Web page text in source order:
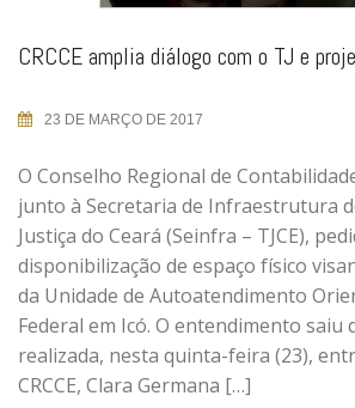
CRCCE amplia diálogo com o TJ e
23 DE MARÇO DE 2017
O Conselho Regional de
junto à Secretaria de Infraestrutura
Justiça do Ceará (Seinfra – TJCE),
disponibilização de espaço físico
da Unidade de Autoatendimento
Federal em Icó. O entendimento saiu
realizada, nesta quinta-feira (23),
CRCCE, Clara Germana […]